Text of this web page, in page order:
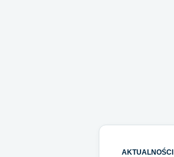
AKTUALNOŚCI